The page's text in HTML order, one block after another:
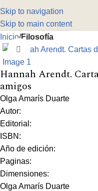
Skip to navigation
Skip to main content
Inicio Filosofía
Click to enlarge
Hannah Arendt.
amigos
Olga Amarís Duarte
Autor:
Editorial:
ISBN:
Año de edición:
Paginas:
Dimensiones:
Olga Amarís Duarte